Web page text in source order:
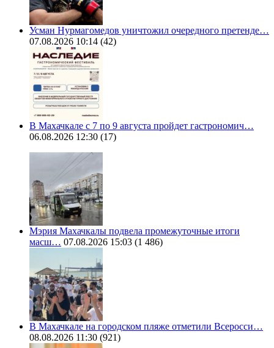
Усман Нурмагомедов уничтожил очередного претенде…
07.08.2026 10:14 (42)
В Махачкале с 7 по 9 августа пройдет гастрономич…
06.08.2026 12:30 (17)
Мэрия Махачкалы подвела промежуточные итоги
масш… 07.08.2026 15:03 (1 486)
В Махачкале на городском пляже отметили Всеросси…
08.08.2026 11:30 (921)